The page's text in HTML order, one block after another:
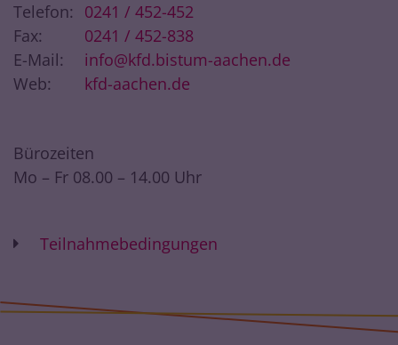
Telefon:
0241 / 452-452
Fax:
0241 / 452-838
E-Mail:
info@kfd.bistum-aachen.de
Web:
kfd-aachen.de
Bürozeiten
Mo – Fr 08.00 – 14.00 Uhr
Teilnahmebedingungen